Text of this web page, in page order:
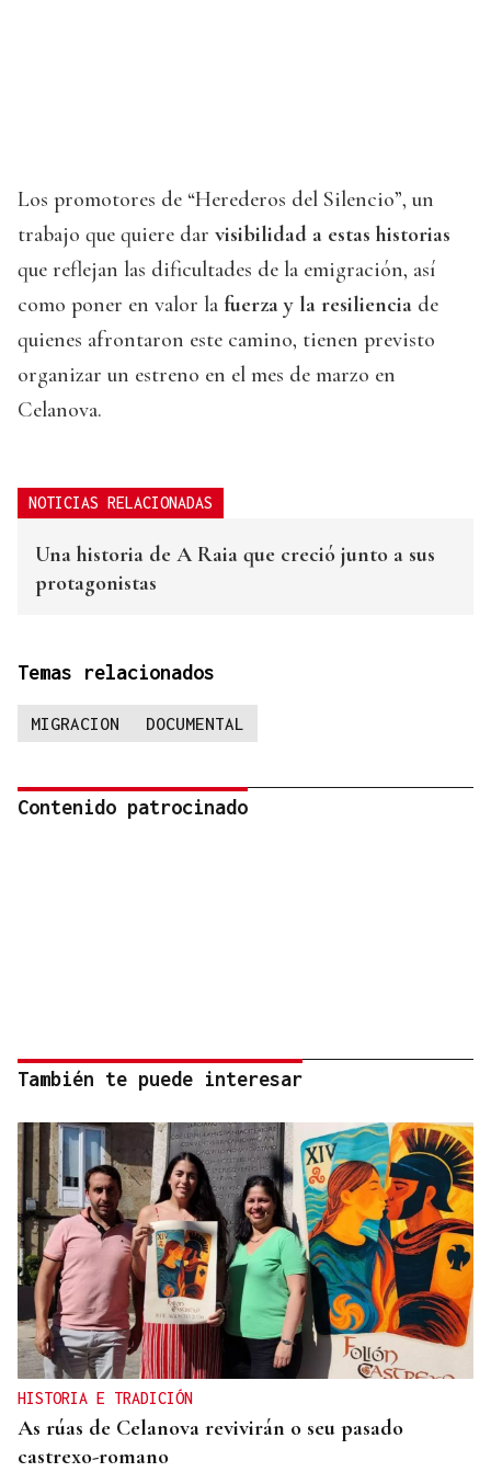
Los promotores de “Herederos del Silencio”, un
trabajo que quiere dar visibilidad a estas historias
que reflejan las dificultades de la emigración, así
como poner en valor la fuerza y la resiliencia de
quienes afrontaron este camino, tienen previsto
organizar un estreno en el mes de marzo en
Celanova.
NOTICIAS RELACIONADAS
Una historia de A Raia que creció junto a sus
protagonistas
Temas relacionados
MIGRACION DOCUMENTAL
Contenido patrocinado
También te puede interesar
HISTORIA E TRADICIÓN
As rúas de Celanova revivirán o seu pasado
castrexo-romano